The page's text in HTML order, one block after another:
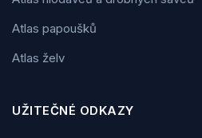
Atlas papoušků
Atlas želv
UŽITEČNÉ ODKAZY